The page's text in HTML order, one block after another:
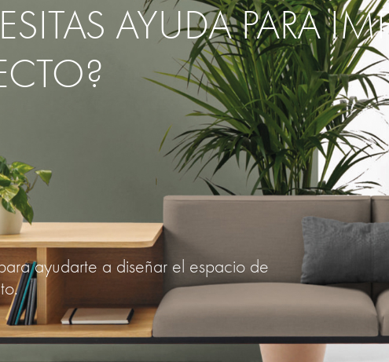
AYUDA PARA
ayudarte a diseñar el espacio de